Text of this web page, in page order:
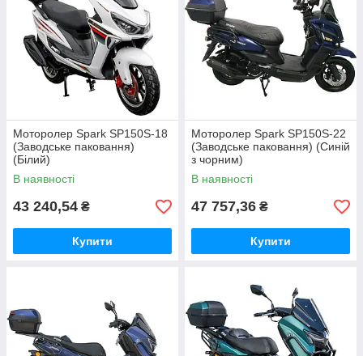
Моторолер Spark SP150S-18
(Заводське паковання)
(Білий)
В наявності
43 240,54 ₴
Купити
Моторолер Spark SP150S-22
(Заводське паковання) (Синій
з чорним)
В наявності
47 757,36 ₴
Купити